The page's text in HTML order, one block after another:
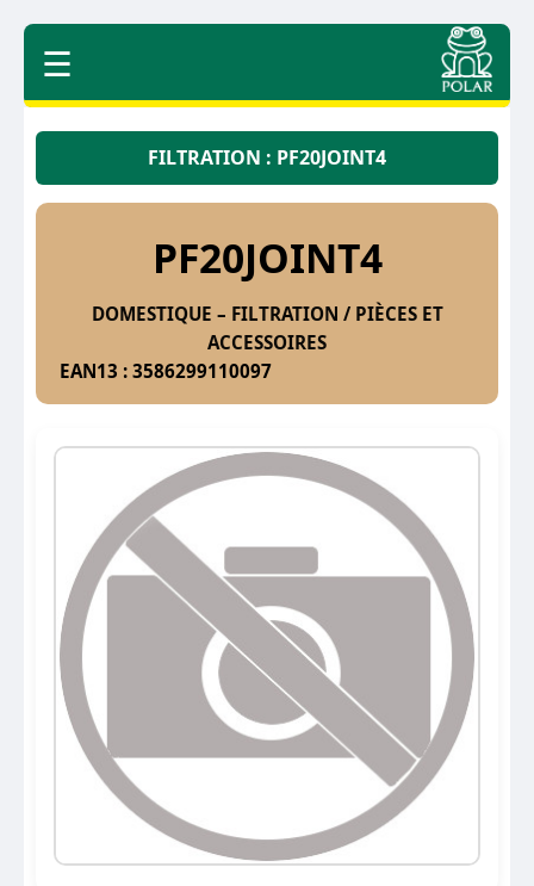
☰
FILTRATION : PF20JOINT4
PF20JOINT4
DOMESTIQUE – FILTRATION / PIÈCES ET
ACCESSOIRES
EAN13 : 3586299110097